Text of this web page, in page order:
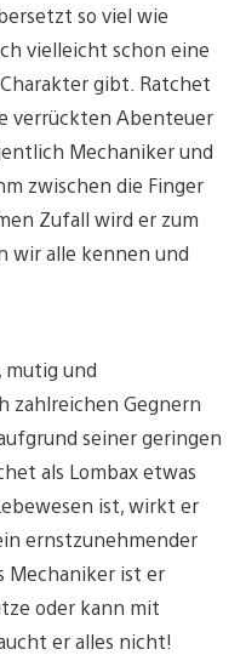
so viel wie
vielleicht schon eine
gibt. Ratchet
verrückten Abenteuer
Mechaniker und
zwischen die Finger
Zufall wird er zum
wir alle kennen und
mutig und
zahlreichen Gegnern
seiner geringen
als Lombax etwas
ist, wirkt er
ernstzunehmender
Mechaniker ist er
oder kann mit
er alles nicht!